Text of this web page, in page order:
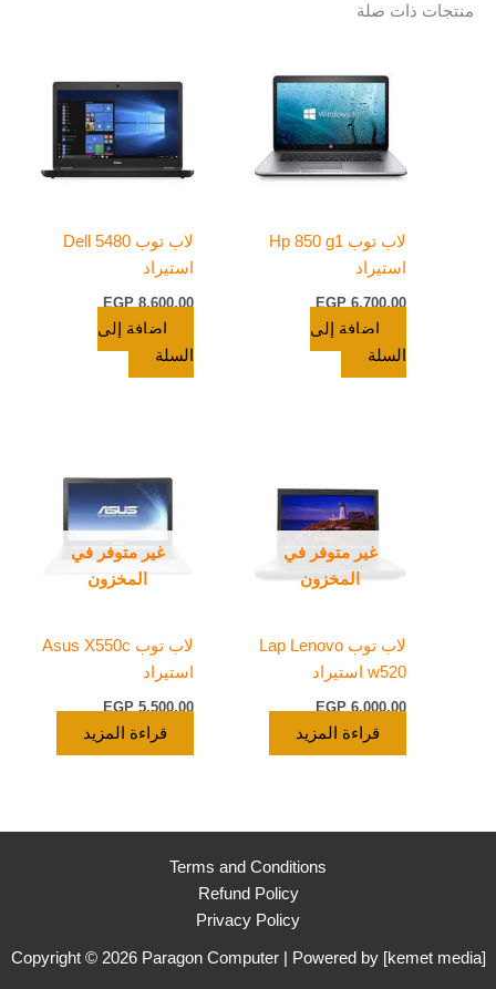
منتجات ذات صلة
لاب توب Hp 850 g1
استيراد
EGP6.700,00
إضافة إلى
السلة
لاب توب Dell 5480
استيراد
EGP8.600,00
إضافة إلى
السلة
غير متوفر في
المخزون
لاب توب Lap Lenovo
w520 استيراد
EGP6.000,00
قراءة المزيد
غير متوفر في
المخزون
لاب توب Asus X550c
استيراد
EGP5.500,00
قراءة المزيد
Terms and Conditions
Refund Policy
Privacy Policy
Copyright © 2026 Paragon Computer | Powered by [kemet media]